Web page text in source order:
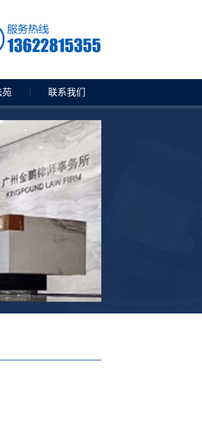
苑 联系我们